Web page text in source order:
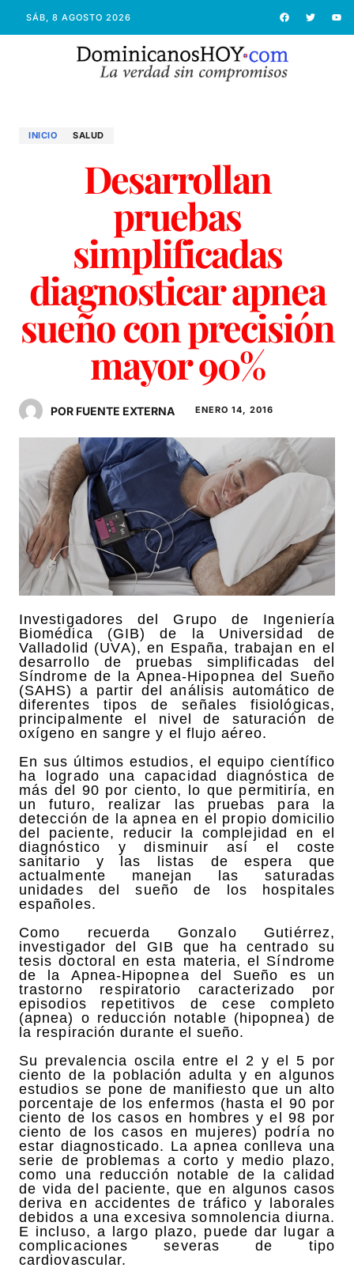
SÁB, 8 AGOSTO 2026
INICIO SALUD
Desarrollan
pruebas
simplificadas
diagnosticar apnea
sueño con precisión
mayor 90%
POR FUENTE EXTERNA ENERO 14, 2016
Investigadores del Grupo de Ingeniería
Biomédica (GIB) de la Universidad de
Valladolid (UVA), en España, trabajan en el
desarrollo de pruebas simplificadas del
Síndrome de la Apnea-Hipopnea del Sueño
(SAHS) a partir del análisis automático de
diferentes tipos de señales fisiológicas,
principalmente el nivel de saturación de
oxígeno en sangre y el flujo aéreo.
En sus últimos estudios, el equipo científico
ha logrado una capacidad diagnóstica de
más del 90 por ciento, lo que permitiría, en
un futuro, realizar las pruebas para la
detección de la apnea en el propio domicilio
del paciente, reducir la complejidad en el
diagnóstico y disminuir así el coste
sanitario y las listas de espera que
actualmente manejan las saturadas
unidades del sueño de los hospitales
españoles.
Como recuerda Gonzalo Gutiérrez,
investigador del GIB que ha centrado su
tesis doctoral en esta materia, el Síndrome
de la Apnea-Hipopnea del Sueño es un
trastorno respiratorio caracterizado por
episodios repetitivos de cese completo
(apnea) o reducción notable (hipopnea) de
la respiración durante el sueño.
Su prevalencia oscila entre el 2 y el 5 por
ciento de la población adulta y en algunos
estudios se pone de manifiesto que un alto
porcentaje de los enfermos (hasta el 90 por
ciento de los casos en hombres y el 98 por
ciento de los casos en mujeres) podría no
estar diagnosticado. La apnea conlleva una
serie de problemas a corto y medio plazo,
como una reducción notable de la calidad
de vida del paciente, que en algunos casos
deriva en accidentes de tráfico y laborales
debidos a una excesiva somnolencia diurna.
E incluso, a largo plazo, puede dar lugar a
complicaciones severas de tipo
cardiovascular.